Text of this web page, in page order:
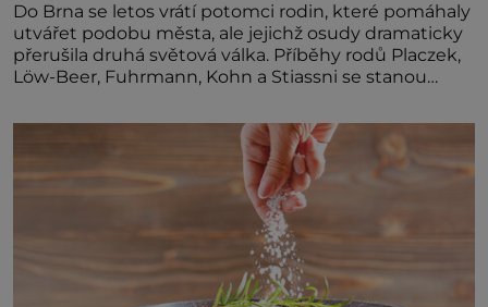
Do Brna se letos vrátí potomci rodin, které pomáhaly
utvářet podobu města, ale jejichž osudy dramaticky
přerušila druhá světová válka. Příběhy rodů Placzek,
Löw-Beer, Fuhrmann, Kohn a Stiassni se stanou
židovské kultury ŠTETL FEST 2026. Některé návraty
nejsou jednoduché. Místa, která si člověk pamatuje z
rodinných vyprávění, už dávno